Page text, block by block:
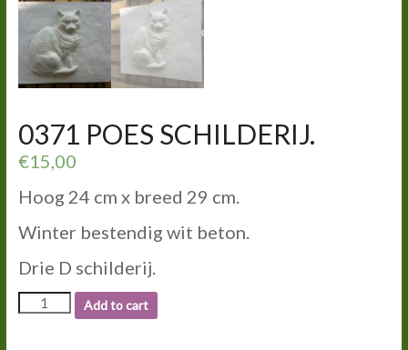
0371 POES SCHILDERIJ.
€15,00
Hoog 24 cm x breed 29 cm.
Winter bestendig wit beton.
Drie D schilderij.
0371
POES
Add to cart